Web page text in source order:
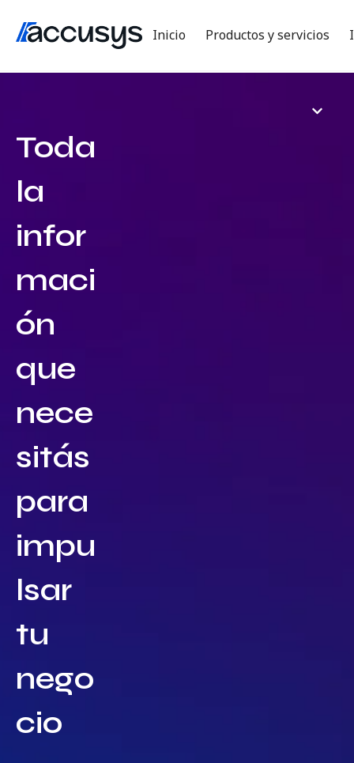
Inicio Productos y servicios
Toda
la
infor
maci
ón
que
nece
sitás
para
impu
lsar
tu
nego
cio